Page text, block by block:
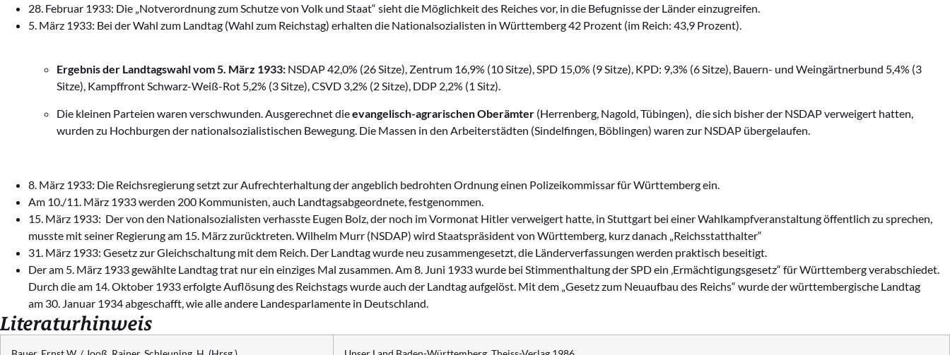
28. Februar 1933: Die „Notverordnung zum Schutze von Volk und Staat“ sieht die Möglichkeit des Reiches vor, in die Befugnisse der Länder einzugreifen.
5. März 1933: Bei der Wahl zum Landtag (Wahl zum Reichstag) erhalten die Nationalsozialisten in Württemberg 42 Prozent (im Reich: 43,9 Prozent).
Ergebnis der Landtagswahl vom 5. März 1933: NSDAP 42,0% (26 Sitze), Zentrum 16,9% (10 Sitze), SPD 15,0% (9 Sitze), KPD: 9,3% (6 Sitze), Bauern- und Weingärtnerbund 5,4% (3
Sitze), Kampffront Schwarz-Weiß-Rot 5,2% (3 Sitze), CSVD 3,2% (2 Sitze), DDP 2,2% (1 Sitz).
Die kleinen Parteien waren verschwunden. Ausgerechnet dieevangelisch-agrarischen Oberämter (Herrenberg, Nagold, Tübingen), die sich bisher der NSDAP verweigert hatten,
wurden zu Hochburgen der nationalsozialistischen Bewegung. Die Massen in den Arbeiterstädten (Sindelfingen, Böblingen) waren zur NSDAP übergelaufen.
8. März 1933: Die Reichsregierung setzt zur Aufrechterhaltung der angeblich bedrohten Ordnung einen Polizeikommissar für Württemberg ein.
Am 10./11. März 1933 werden 200 Kommunisten, auch Landtagsabgeordnete, festgenommen.
15. März 1933: Der von den Nationalsozialisten verhasste Eugen Bolz, der noch im Vormonat Hitler verweigert hatte, in Stuttgart bei einer Wahlkampfveranstaltung öffentlich zu sprechen,
musste mit seiner Regierung am 15. März zurücktreten. Wilhelm Murr (NSDAP) wird Staatspräsident von Württemberg, kurz danach „Reichsstatthalter“
31. März 1933: Gesetz zur Gleichschaltung mit dem Reich. Der Landtag wurde neu zusammengesetzt, die Länderverfassungen werden praktisch beseitigt.
Der am 5. März 1933 gewählte Landtag trat nur ein einziges Mal zusammen. Am 8. Juni 1933 wurde bei Stimmenthaltung der SPD ein ‚Ermächtigungsgesetz“ für Württemberg verabschiedet.
Durch die am 14. Oktober 1933 erfolgte Auflösung des Reichstags wurde auch der Landtag aufgelöst. Mit dem „Gesetz zum Neuaufbau des Reichs“ wurde der württembergische Landtag
am 30. Januar 1934 abgeschafft, wie alle andere Landesparlamente in Deutschland.
Literaturhinweis